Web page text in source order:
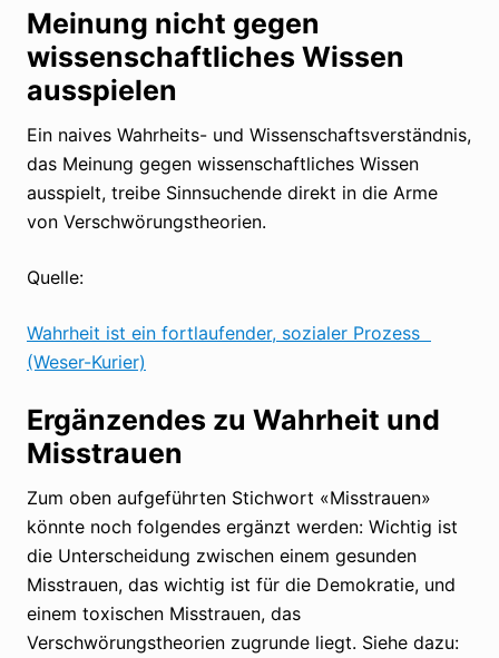
Meinung nicht gegen
wissenschaftliches Wissen
ausspielen
Ein naives Wahrheits- und Wissenschaftsverständnis,
das Meinung gegen wissenschaftliches Wissen
ausspielt, treibe Sinnsuchende direkt in die Arme
von Verschwörungstheorien.
Quelle:
Wahrheit ist ein fortlaufender, sozialer Prozess
(Weser-Kurier)
Ergänzendes zu Wahrheit und
Misstrauen
Zum oben aufgeführten Stichwort «Misstrauen»
könnte noch folgendes ergänzt werden: Wichtig ist
die Unterscheidung zwischen einem gesunden
Misstrauen, das wichtig ist für die Demokratie, und
einem toxischen Misstrauen, das
Verschwörungstheorien zugrunde liegt. Siehe dazu: